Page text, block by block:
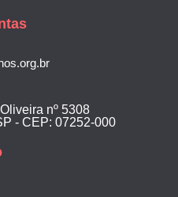
nº 5308
- CEP: 07252-000